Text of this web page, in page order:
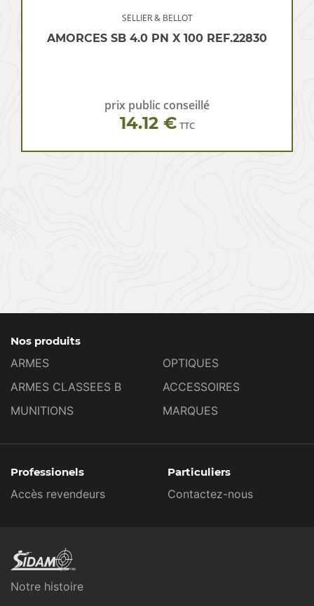
SELLIER & BELLOT
AMORCES SB 4.0 PN X 100 REF.22830
prix public conseillé
14.12 € TTC
Nos produits
ARMES
ARMES CLASSEES B
MUNITIONS
OPTIQUES
ACCESSOIRES
MARQUES
Professionels
Accès revendeurs
Particuliers
Contactez-nous
Notre histoire